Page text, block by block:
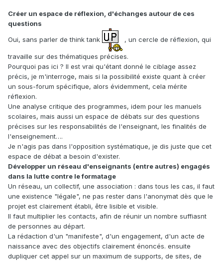
Créer un espace de réflexion, d'échanges autour de ces
questions
Oui, sans parler de think tank
, un cercle de réflexion, qui
travaille sur des thématiques précises.
Pourquoi pas ici ? Il est vrai qu'étant donné le ciblage assez
précis, je m'interroge, mais si la possibilité existe quant à créer
un sous-forum spécifique, alors évidemment, cela mérite
réflexion.
Une analyse critique des programmes, idem pour les manuels
scolaires, mais aussi un espace de débats sur des questions
précises sur les responsabilités de l'enseignant, les finalités de
l'enseignement….
Je n'agis pas dans l'opposition systématique, je dis juste que cet
espace de débat a besoin d'exister.
Développer un réseau d'enseignants (entre autres) engagés
dans la lutte contre le formatage
Un réseau, un collectif, une association : dans tous les cas, il faut
une existence "légale", ne pas rester dans l'anonymat dès que le
projet est clairement établi, être lisible et visible.
Il faut multiplier les contacts, afin de réunir un nombre suffiasnt
de personnes au départ.
La rédaction d'un "manifeste", d'un engagement, d'un acte de
naissance avec des objectifs clairement énoncés. ensuite
dupliquer cet appel sur un maximum de supports, de sites, de